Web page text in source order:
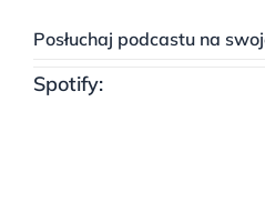
Posłuchaj podcastu na
Spotify: